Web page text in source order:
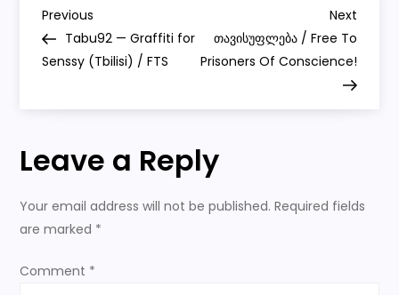
/
თავისუფლება
სინდისის
P
o
s
t
a
v
Previous
Post
Previous
Tabu92 — Graffiti for
Senssy (Tbilisi) / FTS
Next
Post
Next
თავისუფლება / Free To
Prisoners Of Conscience!
Leave a Reply
Your email address will not be published. Required fields
are marked *
Comment *